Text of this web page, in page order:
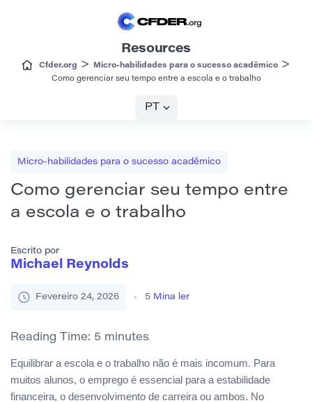
Resources
Cfder.org > Micro-habilidades para o sucesso acadêmico >
Como gerenciar seu tempo entre a escola e o trabalho
PT
Micro-habilidades para o sucesso acadêmico
Como gerenciar seu tempo entre
a escola e o trabalho
Escrito por
Michael Reynolds
Fevereiro 24, 2026 5 Mina ler
Reading Time: 5 minutes
Equilibrar a escola e o trabalho não é mais incomum. Para
muitos alunos, o emprego é essencial para a estabilidade
financeira, o desenvolvimento de carreira ou ambos. No